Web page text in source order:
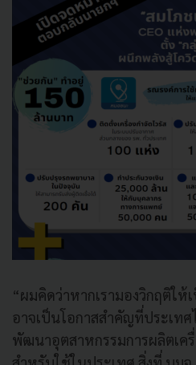
“ผมคิดว่าหากเรามองวิกฤติให้
อาจเป็นโอกาสสำคัญที่ประเทศ
พัฒนาอุตสาหกรรมการผลิตเค